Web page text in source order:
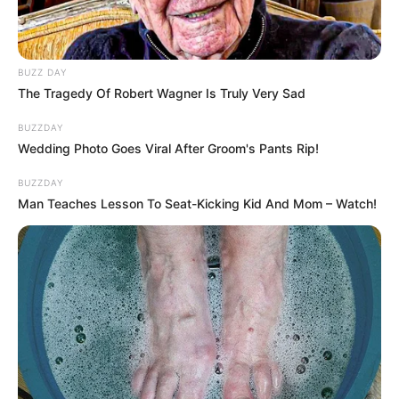
BUZZ DAY
The Tragedy Of Robert Wagner Is Truly Very Sad
BUZZDAY
Wedding Photo Goes Viral After Groom's Pants Rip!
BUZZDAY
Man Teaches Lesson To Seat-Kicking Kid And Mom – Watch!